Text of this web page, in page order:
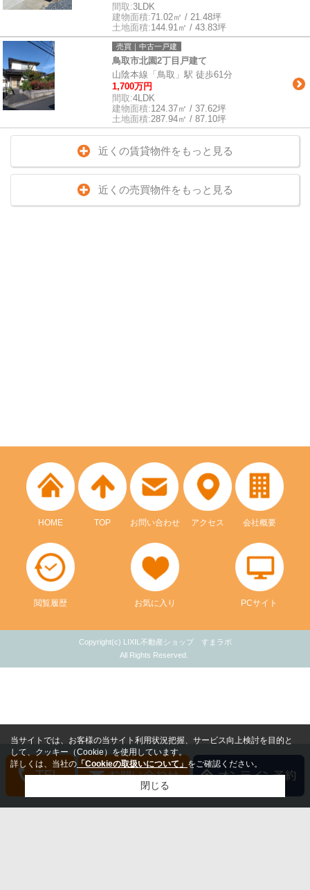
間取:3LDK
建物面積:71.02㎡ / 21.48坪
土地面積:144.91㎡ / 43.83坪
売買｜中古一戸建
鳥取市北園2丁目戸建て
山陰本線「鳥取」駅 徒歩61分
1,700万円
間取:4LDK
建物面積:124.37㎡ / 37.62坪
土地面積:287.94㎡ / 87.10坪
近くの賃貸物件をもっと見る
近くの売買物件をもっと見る
HOME TOP お問い合わせ アクセス 会社概要
閲覧履歴 お気に入り PCサイト
Copyright(c) LIXIL不動産ショップ すまラボ
All Rights Reserved.
当サイトでは、お客様の当サイト利用状況把握、サービス向上検討を目的と
して、クッキー（Cookie）を使用しています。
詳しくは、当社の 「Cookieの取扱いについて」 をご確認ください。
閉じる